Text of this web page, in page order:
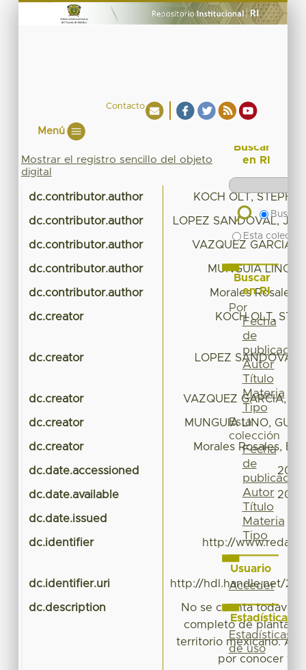
Contacto
Menú
Mostrar el registro sencillo del objeto
digital
dc.contributor.author KOCH OLT,
dc.contributor.author LOPEZ SANDOVAL,
dc.contributor.author VAZQUEZ GARCIA,
dc.contributor.author MUNGUIA LINO,
dc.contributor.author Morales Rosales,
dc.creator KOCH OLT,
dc.creator LOPEZ SANDOVAL,
dc.creator VAZQUEZ GARCIA,
dc.creator MUNGUIA LINO,
dc.creator Morales Rosales,
dc.date.accessioned
dc.date.available
dc.date.issued
dc.identifier
http://
dc.identifier.uri http://hdl.handle.net/
dc.description
No se cuenta todavía
completo de plantas
territorio mexicano.
por conocer y
Buscar
en RI
Buscar
Esta
Buscar
en RI
Por
Fecha
de
publicación
Autor
Título
Materia
Tipo
Esta
colección
Fecha
de
publicación
Autor
Título
Materia
Tipo
Usuario
Acceder
Estadísticas
Estadísticas
de uso